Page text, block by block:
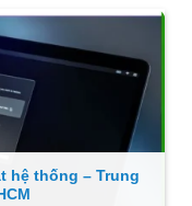
hệ thống – Trung